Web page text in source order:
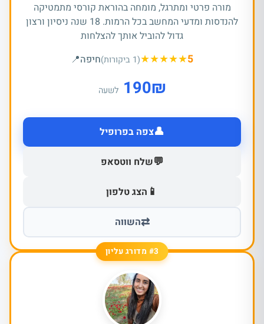
מורה פרטי ומתרגל, מומחה בהוראת קורסי מתמטיקה
להנדסות ומדעי המחשב בכל הרמות. 18 שנה ניסיון ורצון
גדול להוביל אותך להצלחות
(1 ביקורות)★★★★★5 חיפה📍
₪
190 לשעה
👤צפה בפרופיל
💬שלח ווטסאפ
📱 הצג טלפון
⇄השווה
#3 מדורג עליון